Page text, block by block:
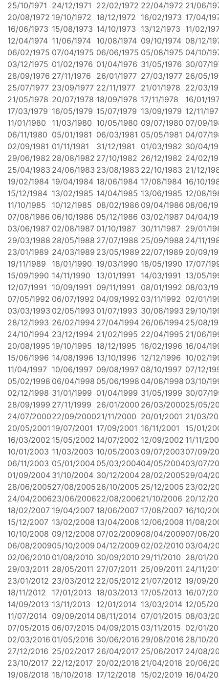
25/10/1971 24/12/1971 22/02/1972 22/04/1972 21/06/
20/08/1972 19/10/1972 18/12/1972 16/02/1973 17/04/
16/06/1973 15/08/1973 14/10/1973 13/12/1973 11/02/
12/04/1974 11/06/1974 10/08/1974 09/10/1974 08/12/
06/02/1975 07/04/1975 06/06/1975 05/08/1975 04/10/
03/12/1975 01/02/1976 01/04/1976 31/05/1976 30/07/
28/09/1976 27/11/1976 26/01/1977 27/03/1977 26/05/
25/07/1977 23/09/1977 22/11/1977 21/01/1978 22/03/
21/05/1978 20/07/1978 18/09/1978 17/11/1978
16/01/
17/03/1979 16/05/1979 15/07/1979 13/09/1979 12/11/
11/01/1980
11/03/1980 10/05/1980 09/07/1980 07/09/
06/11/1980 05/01/1981 06/03/1981 05/05/1981 04/07/
02/09/1981 01/11/1981 31/12/1981 01/03/1982 30/04/
29/06/1982 28/08/1982 27/10/1982 26/12/1982 24/02/
25/04/1983 24/06/1983 23/08/1983 22/10/1983 21/12/
19/02/1984 19/04/1984 18/06/1984 17/08/1984 16/10/
15/12/1984 13/02/1985 14/04/1985 13/06/1985 12/08/
11/10/1985
10/12/1985 08/02/1986 09/04/1986 08/06/
07/08/1986 06/10/1986 05/12/1986 03/02/1987 04/04/
03/06/1987 02/08/1987 01/10/1987 30/11/1987 29/01/
29/03/1988 28/05/1988 27/07/1988 25/09/1988 24/11/
23/01/1989 24/03/1989 23/05/1989 22/07/1989 20/09/
19/11/1989
18/01/1990 19/03/1990 18/05/1990 17/07/
15/09/1990 14/11/1990 13/01/1991 14/03/1991 13/05/
12/07/1991 10/09/1991 09/11/1991 08/01/1992 08/03/
07/05/1992 06/07/1992 04/09/1992 03/11/1992 02/01/
03/03/1993 02/05/1993 01/07/1993 30/08/1993 29/10/
28/12/1993 26/02/1994 27/04/1994 26/06/1994 25/08/
24/10/1994 23/12/1994 21/02/1995 22/04/1995 21/06/
20/08/1995 19/10/1995 18/12/1995 16/02/1996 16/04/
15/06/1996 14/08/1996 13/10/1996 12/12/1996 10/02/
11/04/1997 10/06/1997 09/08/1997 08/10/1997 07/12/
05/02/1998 06/04/1998 05/06/1998 04/08/1998 03/10/
02/12/1998 31/01/1999 01/04/1999 31/05/1999 30/07/
28/09/1999 27/11/1999 26/01/2000 26/03/200025/05/
24/07/200022/09/200021/11/2000 20/01/2001 21/03/
20/05/2001 19/07/2001 17/09/2001 16/11/2001
15/01/
16/03/2002 15/05/2002 14/07/2002 12/09/2002 11/11/
10/01/2003 11/03/2003 10/05/2003 09/07/200307/09/
06/11/2003 05/01/2004 05/03/200404/05/200403/07/
01/09/2004 31/10/2004 30/12/2004 28/02/200529/04/
28/06/200527/08/200526/10/2005 25/12/2005 23/02/
24/04/200623/06/200622/08/200621/10/2006 20/12/
18/02/2007 19/04/2007 18/06/2007 17/08/2007 16/10/
15/12/2007 13/02/2008 13/04/2008 12/06/2008 11/08/
10/10/2008 09/12/2008 07/02/200908/04/200907/06/
06/08/200905/10/2009 04/12/2009 02/02/2010 03/04/
02/06/2010 01/08/2010 30/09/2010 29/11/2010 28/01/
29/03/2011 28/05/2011 27/07/2011 25/09/2011 24/11/
23/01/2012 23/03/2012 22/05/2012 21/07/2012 19/09/
18/11/2012
17/01/2013 18/03/2013 17/05/2013 16/07/
14/09/2013 13/11/2013 12/01/2014 13/03/2014 12/05/
11/07/2014 09/09/2014 08/11/2014 07/01/2015 08/03/
07/05/2015 06/07/2015 04/09/2015 03/11/2015 02/01/
02/03/2016 01/05/2016 30/06/2016 29/08/2016 28/10/
27/12/2016 25/02/2017 26/04/2017 25/06/2017 24/08/
23/10/2017 22/12/2017 20/02/2018 21/04/2018 20/06/
19/08/2018 18/10/2018 17/12/2018 15/02/2019 16/04/